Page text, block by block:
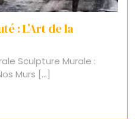
: L’Art de la
Sculpture Murale :
Murs [...]